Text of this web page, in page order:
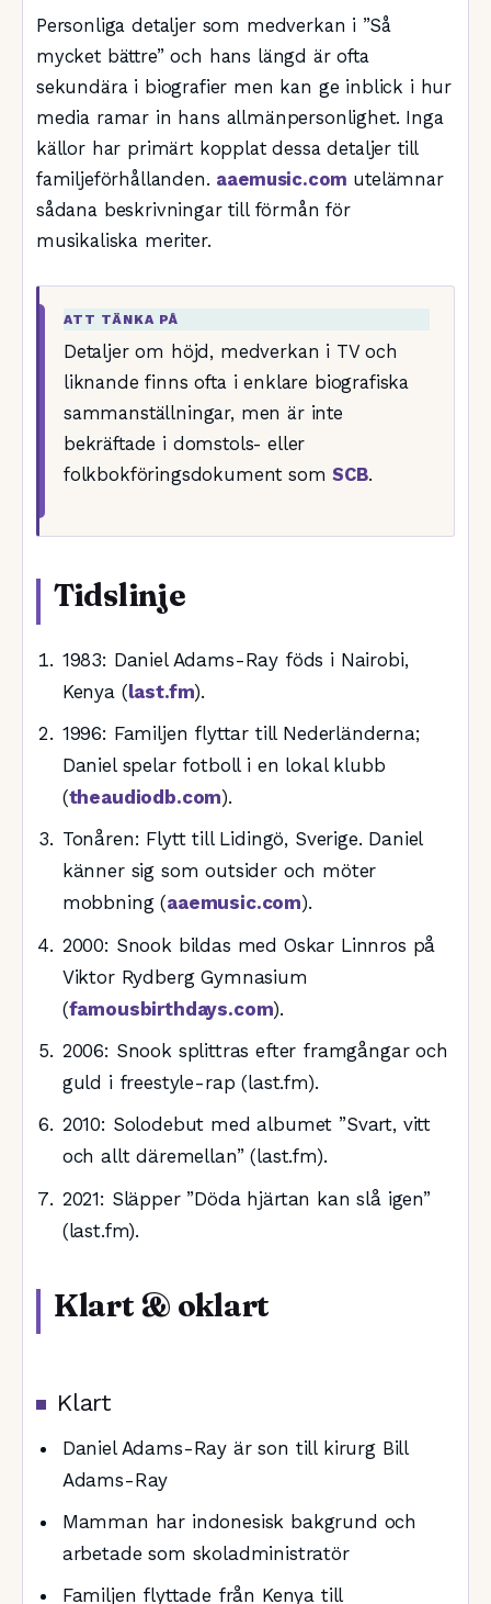
Personliga detaljer som medverkan i ”Så
mycket bättre” och hans längd är ofta
sekundära i biografier men kan ge inblick i hur
media ramar in hans allmänpersonlighet. Inga
källor har primärt kopplat dessa detaljer till
familjeförhållanden. aaemusic.com utelämnar
sådana beskrivningar till förmån för
musikaliska meriter.
ATT TÄNKA PÅ
Detaljer om höjd, medverkan i TV och
liknande finns ofta i enklare biografiska
sammanställningar, men är inte
bekräftade i domstols- eller
folkbokföringsdokument somSCB.
Tidslinje
1983: Daniel Adams-Ray föds i Nairobi,
Kenya (last.fm).
1996: Familjen flyttar till Nederländerna;
Daniel spelar fotboll i en lokal klubb
(theaudiodb.com).
Tonåren: Flytt till Lidingö, Sverige. Daniel
känner sig som outsider och möter
mobbning (aaemusic.com).
2000: Snook bildas med Oskar Linnros på
Viktor Rydberg Gymnasium
(famousbirthdays.com).
2006: Snook splittras efter framgångar och
guld i freestyle-rap (last.fm).
2010: Solodebut med albumet ”Svart, vitt
och allt däremellan” (last.fm).
2021: Släpper ”Döda hjärtan kan slå igen”
(last.fm).
Klart & oklart
Klart
Daniel Adams-Ray är son till kirurg Bill
Adams-Ray
Mamman har indonesisk bakgrund och
arbetade som skoladministratör
Familjen flyttade från Kenya till